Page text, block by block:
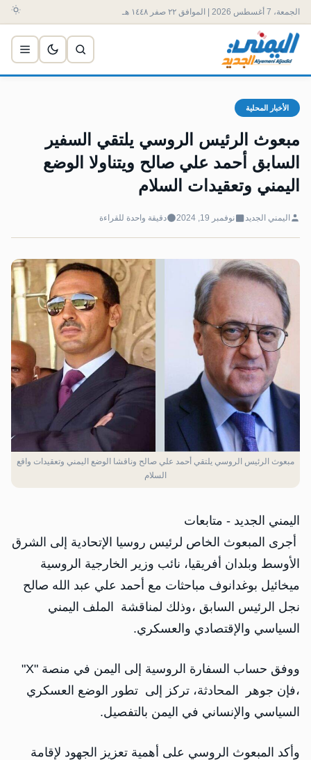
الجمعة، 7 أغسطس 2026 | الموافق ٢٢ صفر ١٤٤٨ هـ
الأخبار المحلية
مبعوث الرئيس الروسي يلتقي السفير
السابق أحمد علي صالح ويتناولا الوضع
اليمني وتعقيدات السلام
اليمني الجديد نوفمبر 19, 2024 دقيقة واحدة للقراءة
مبعوث الرئيس الروسي يلتقي أحمد علي صالح وناقشا الوضع اليمني وتعقيدات واقع
السلام
اليمني الجديد - متابعات
‏ أجرى المبعوث الخاص لرئيس روسيا الإتحادية إلى الشرق
الأوسط وبلدان أفريقيا، نائب وزير الخارجية الروسية
ميخائيل بوغدانوف مباحثات مع أحمد علي عبد الله صالح
نجل الرئيس السابق ،وذلك لمناقشة الملف اليمني
السياسي والإقتصادي والعسكري.
‏ووفق حساب السفارة الروسية إلى اليمن في منصة "X"
،فإن جوهر المحادثة، تركز إلى تطور الوضع العسكري
السياسي والإنساني في اليمن بالتفصيل.
وأكد المبعوث الروسي على أهمية تعزيز الجهود لإقامة